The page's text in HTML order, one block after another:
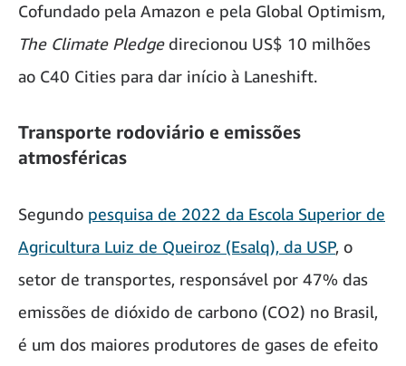
Cofundado pela Amazon e pela Global Optimism,
The Climate Pledgedirecionou US$ 10 milhões
ao C40 Cities para dar início à Laneshift.
Transporte rodoviário e emissões
atmosféricas
Segundo pesquisa de 2022 da Escola Superior de
Agricultura Luiz de Queiroz (Esalq), da USP, o
setor de transportes, responsável por 47% das
emissões de dióxido de carbono (CO2) no Brasil,
é um dos maiores produtores de gases de efeito